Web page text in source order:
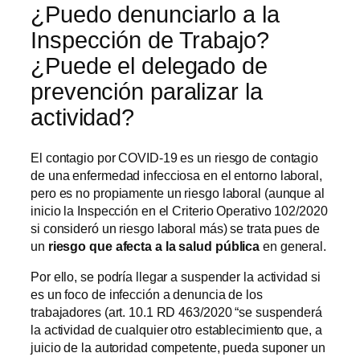
¿Puedo denunciarlo a la
Inspección de Trabajo?
¿Puede el delegado de
prevención paralizar la
actividad?
El contagio por COVID-19 es un riesgo de contagio
de una enfermedad infecciosa en el entorno laboral,
pero es no propiamente un riesgo laboral (aunque al
inicio la Inspección en el Criterio Operativo 102/2020
si consideró un riesgo laboral más) se trata pues de
un riesgo que afecta a la salud pública en general.
Por ello, se podría llegar a suspender la actividad si
es un foco de infección a denuncia de los
trabajadores (art. 10.1 RD 463/2020 “se suspenderá
la actividad de cualquier otro establecimiento que, a
juicio de la autoridad competente, pueda suponer un